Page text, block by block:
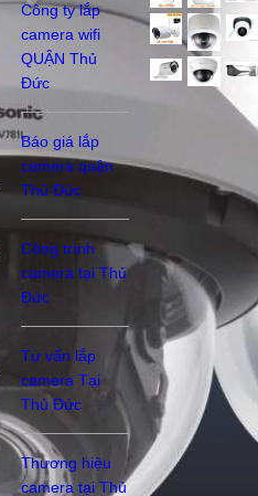
Công ty lắp
camera wifi
QUẬN Thủ
Đức
Báo giá lắp
camera quận
Thủ Đức
Công trình
camera tại Thủ
Đức
Tư vấn lắp
camera Tại
Thủ Đức
Thương hiệu
camera tại Thủ